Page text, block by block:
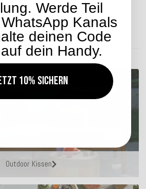
ca. 2-4 Werktage
SIE UNSER SORTIMENT
Outdoor Kissen
Werde Teil
Kanals
deinen Code
dein Handy.
10% sichern